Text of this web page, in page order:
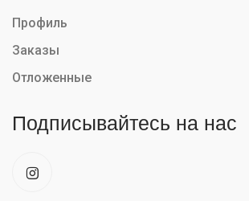
Профиль
Заказы
Отложенные
Подписывайтесь на нас